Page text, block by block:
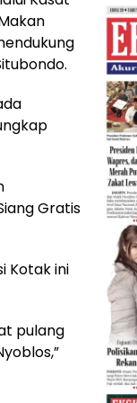
Gratis
Kotak ini
pulang